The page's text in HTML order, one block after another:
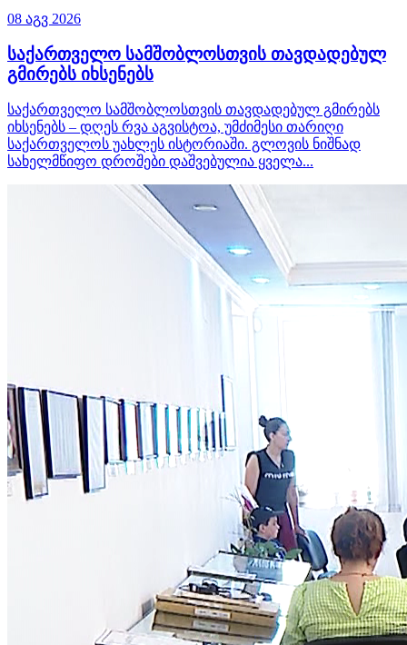
08 აგვ 2026
საქართველო სამშობლოსთვის თავდადებულ
გმირებს იხსენებს
საქართველო სამშობლოსთვის თავდადებულ გმირებს
იხსენებს – დღეს რვა აგვისტოა, უმძიმესი თარიღი
საქართველოს უახლეს ისტორიაში. გლოვის ნიშნად
სახელმწიფო დროშები დაშვებულია ყველა...